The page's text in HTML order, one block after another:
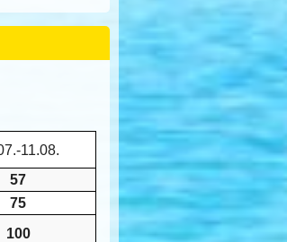
11.08.
57
75
100